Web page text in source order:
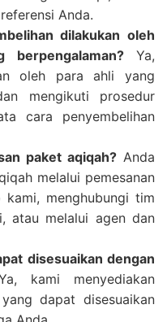
Anda.
dilakukan oleh
berpengalaman?Ya,
oleh para ahli yang
mengikuti prosedur
cara penyembelihan
paket aqiqah? Anda
melalui pemesanan
menghubungi tim
atau melalui agen dan
disesuaikan dengan
kami menyediakan
dapat disesuaikan